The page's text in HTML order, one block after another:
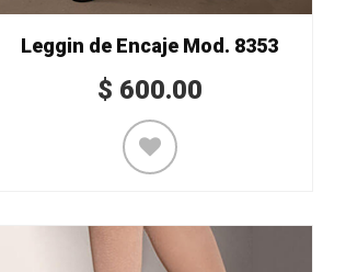
Leggin de Encaje Mod. 8353
$ 600.00